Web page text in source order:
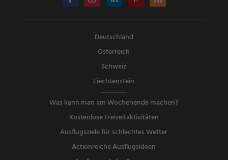
Deutschland
Österreich
Schweiz
Liechtenstein
Was kann man am Wochenende machen?
Kostenlose Freizeitaktivitäten
Ausflugsziele für schlechtes Wetter
Actionreiche Ausflugsideen